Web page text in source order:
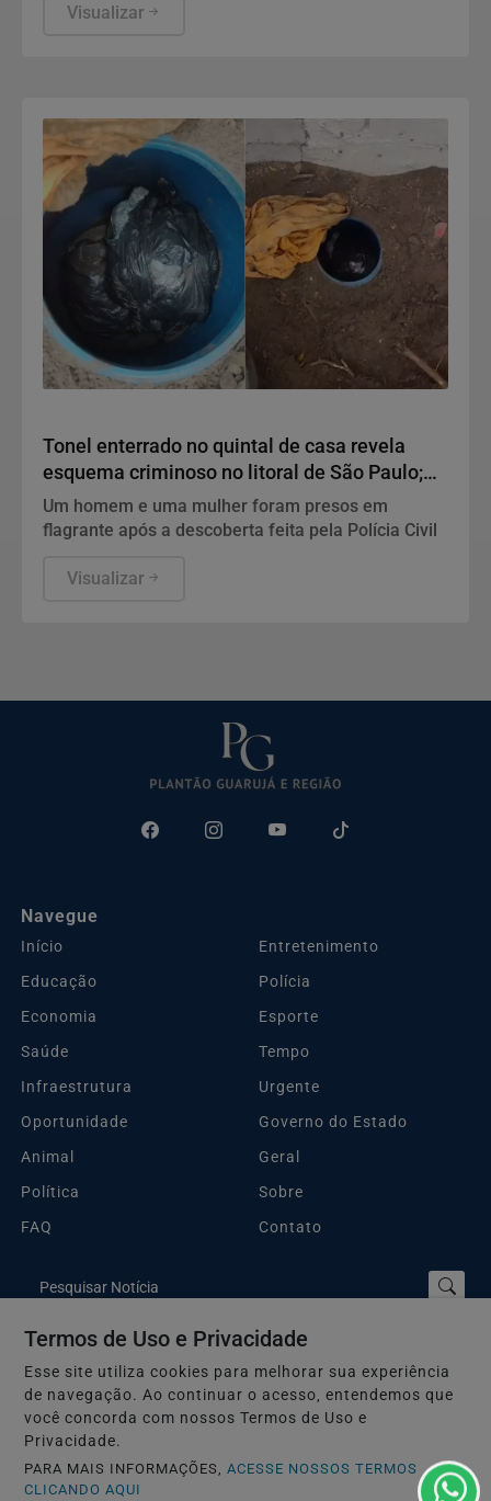
Visualizar
Tonel enterrado no quintal de casa revela
esquema criminoso no litoral de São Paulo;
entenda
Um homem e uma mulher foram presos em
flagrante após a descoberta feita pela Polícia Civil
Visualizar
Navegue
Início
Entretenimento
Educação
Polícia
Economia
Esporte
Saúde
Tempo
Infraestrutura
Urgente
Oportunidade
Governo do Estado
Animal
Geral
Política
Sobre
FAQ
Contato
Pesquisar Notícia
Plantão Guarujá e Região © 2026 - Todos os direitos reservados.
Termos de Uso e Privacidade
Termos de Uso e Privacidade
Esse site utiliza cookies para melhorar sua experiência
de navegação. Ao continuar o acesso, entendemos que
você concorda com nossos Termos de Uso e
Privacidade.
PARA MAIS INFORMAÇÕES,ACESSE NOSSOS TERMOS
CLICANDO AQUI